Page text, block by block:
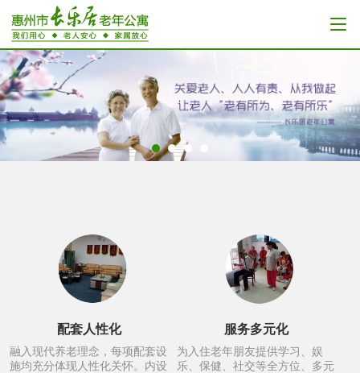
配套人性化
融入现代养老理念，每项配套设
施均充分体现人性化关怀。内设
服务多元化
为入住老年朋友提供学习、娱
乐、保健、社交等全方位、多元